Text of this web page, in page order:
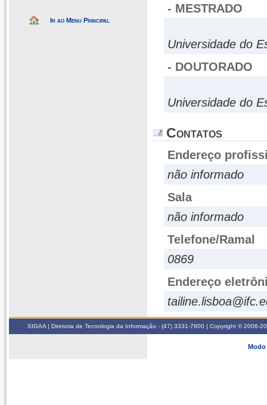
Ir ao Menu Principal
- MESTRADO
Universidade do
- DOUTORADO
Universidade do
Contatos
Endereço
não informado
Sala
não informado
Telefone/Ramal
0869
Endereço
SIGAA | Diretoria de Tecnologia da Informação - (47) 3331-7800 | Copyright © 2006-
Modo